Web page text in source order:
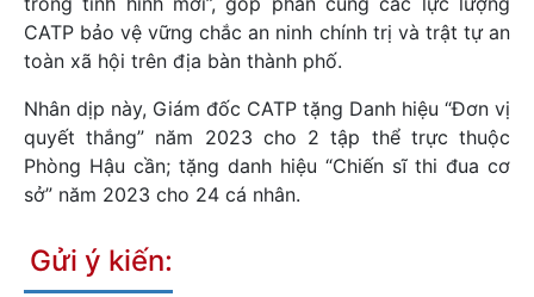
CATP bảo vệ vững chắc an ninh chính trị và trật tự an
toàn xã hội trên địa bàn thành phố.
Nhân dịp này, Giám đốc CATP tặng Danh hiệu “Đơn vị
quyết thắng” năm 2023 cho 2 tập thể trực thuộc
Phòng Hậu cần; tặng danh hiệu “Chiến sĩ thi đua cơ
sở” năm 2023 cho 24 cá nhân.
Gửi ý kiến: